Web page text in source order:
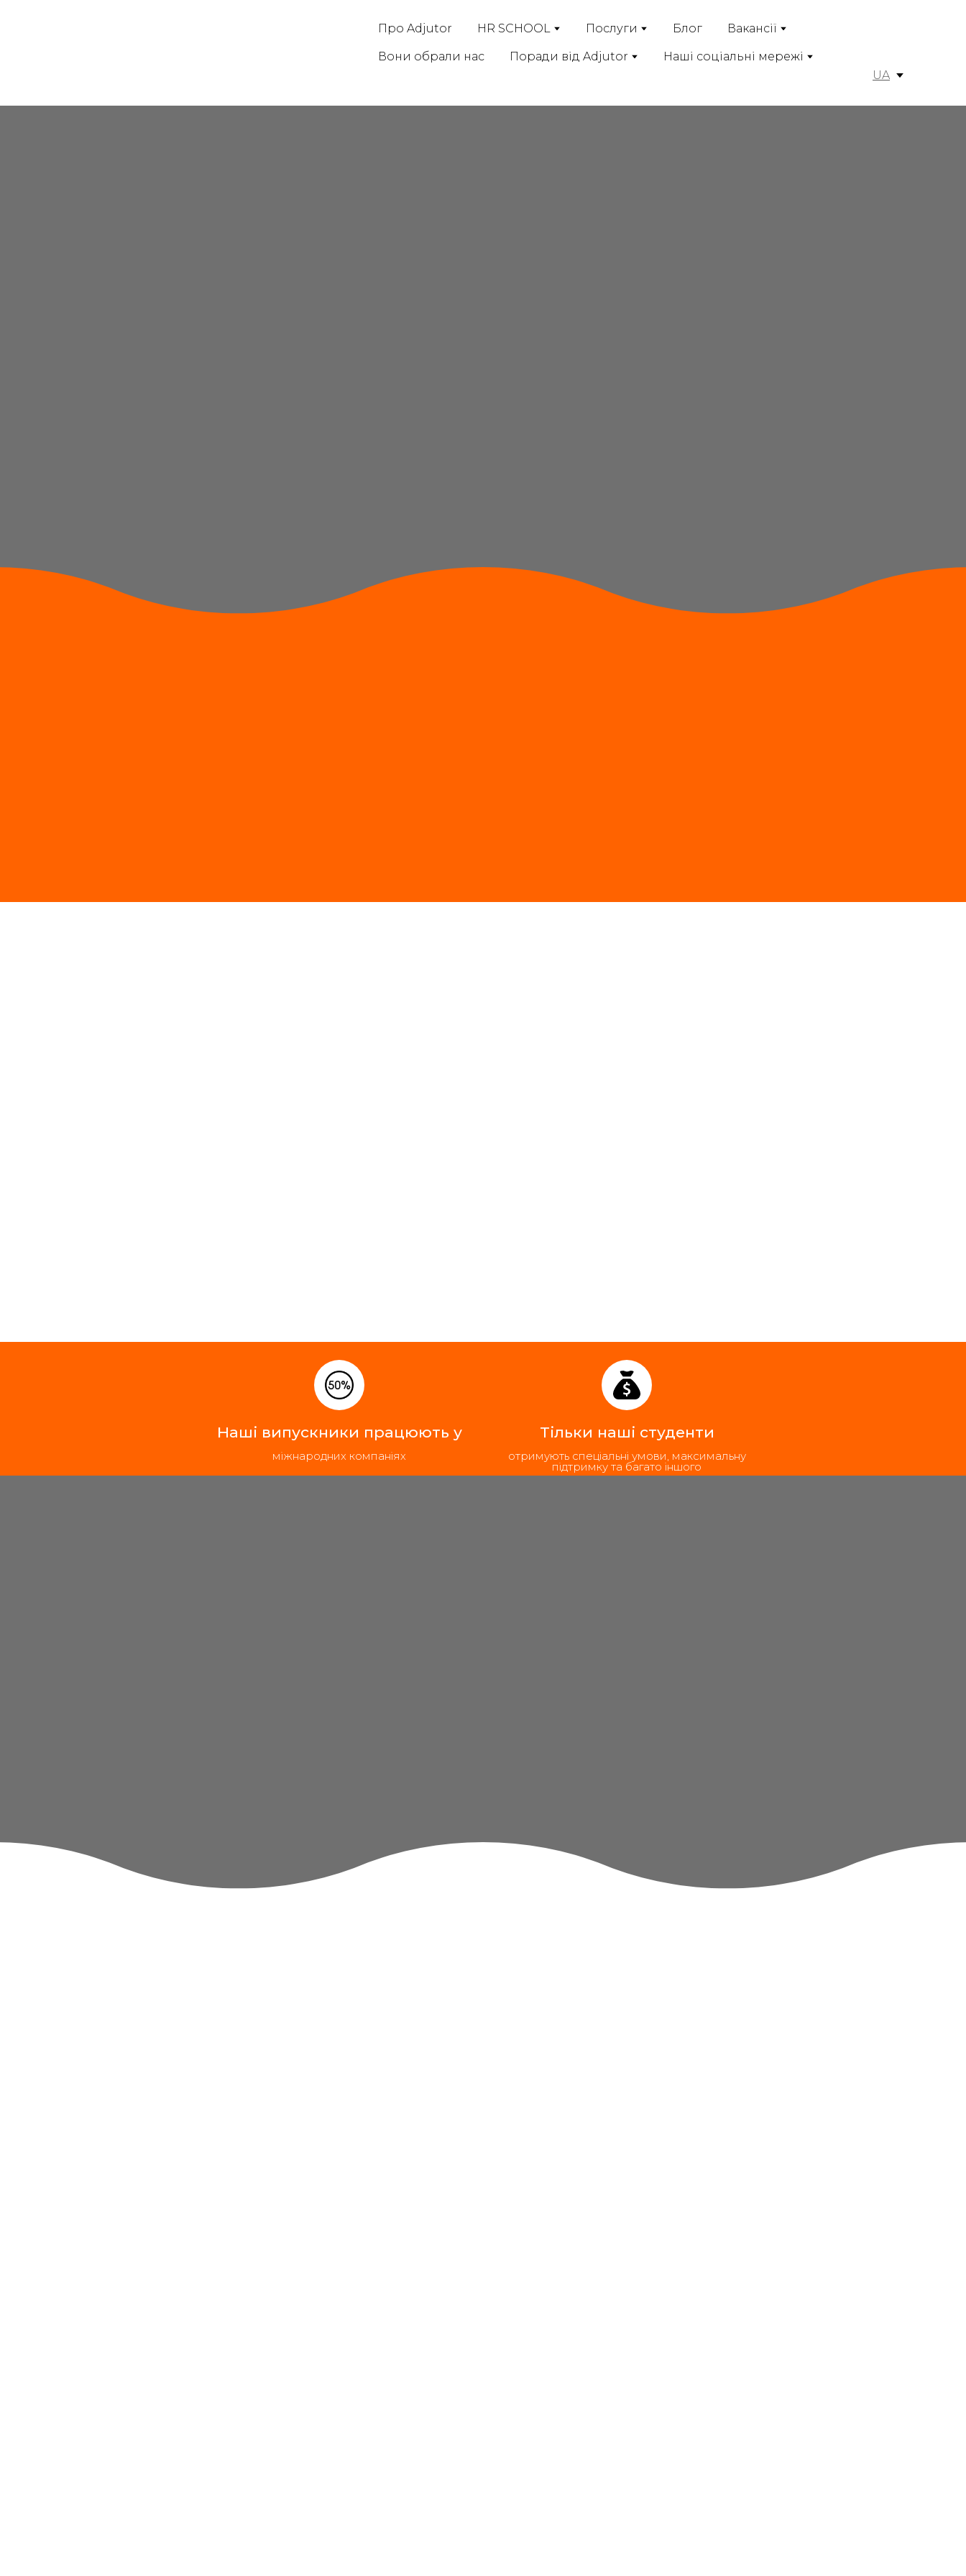
Про Adjutor HR SCHOOL Послуги Блог Вакансії
Вони обрали нас Поради від Adjutor
Наші соціальні мережі
UA
Наші випускники працюють у
міжнародних компаніях
Тільки наші студенти
отримують спеціальні умови, максимальну
підтримку та багато іншого